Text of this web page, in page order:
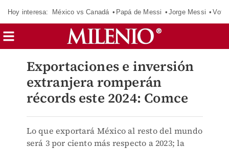
Hoy interesa: México vs Canadá Papá de Messi Jorge Messi
Exportaciones e inversión
extranjera romperán
récords este 2024: Comce
Lo que exportará México al resto del mundo
será 3 por ciento más respecto a 2023; la